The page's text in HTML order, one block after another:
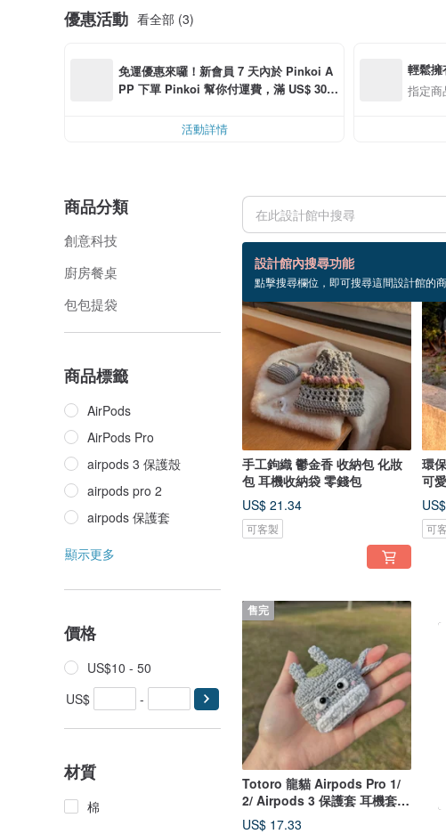
優惠活動 看全部 (3)
免運優惠來囉！新會員 7 天內於 Pinkoi A
PP 下單 Pinkoi 幫你付運費，滿 US$ 30.0
活動詳情
輕鬆擁
指定商
商品分類
創意科技
廚房餐桌
包包提袋
商品標籤
AirPods
AirPods Pro
airpods 3 保護殼
airpods pro 2
airpods 保護套
顯示更多
價格
US$10 - 50
US$
-
材質
棉
設計館內搜尋功能
點擊搜尋欄位，即可搜尋這間設計館的商
6 個商品
手工鉤織 鬱金香 收納包 化妝
包 耳機收納袋 零錢包
US$ 21.34
可客製
環
可
可
售完
Totoro 龍貓 Airpods Pro 1/
2/ Airpods 3 保護套 耳機套
鉤織
US$ 17.33